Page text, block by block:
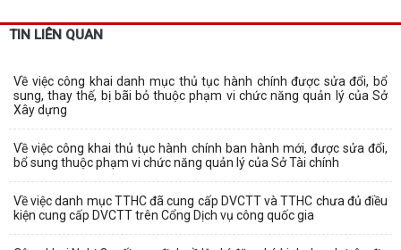
TIN LIÊN QUAN
Về việc công khai danh mục thủ tục hành chính được sửa đổi, bổ
sung, thay thế, bị bãi bỏ thuộc phạm vi chức năng quản lý của Sở
Xây dựng
Về việc công khai thủ tục hành chính ban hành mới, được sửa đổi,
bổ sung thuộc phạm vi chức năng quản lý của Sở Tài chính
Về việc danh mục TTHC đã cung cấp DVCTT và TTHC chưa đủ điều
kiện cung cấp DVCTT trên Cổng Dịch vụ công quốc gia